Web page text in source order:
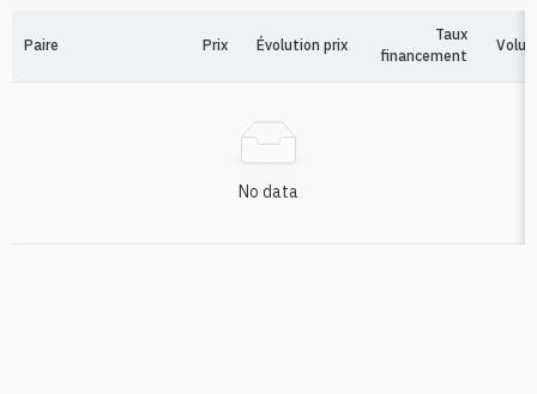
Paire Prix Évolution prix
Taux
financement
No data